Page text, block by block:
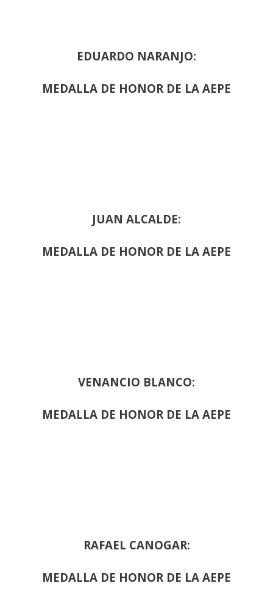
EDUARDO NARANJO:
MEDALLA DE HONOR DE LA AEPE
JUAN ALCALDE:
MEDALLA DE HONOR DE LA AEPE
VENANCIO BLANCO:
MEDALLA DE HONOR DE LA AEPE
RAFAEL CANOGAR:
MEDALLA DE HONOR DE LA AEPE